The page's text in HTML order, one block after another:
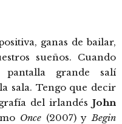
ganas de bailar,
sueños. Cuando
grande salí
sala. Tengo que decir
del irlandés John
Once(2007) yBegin